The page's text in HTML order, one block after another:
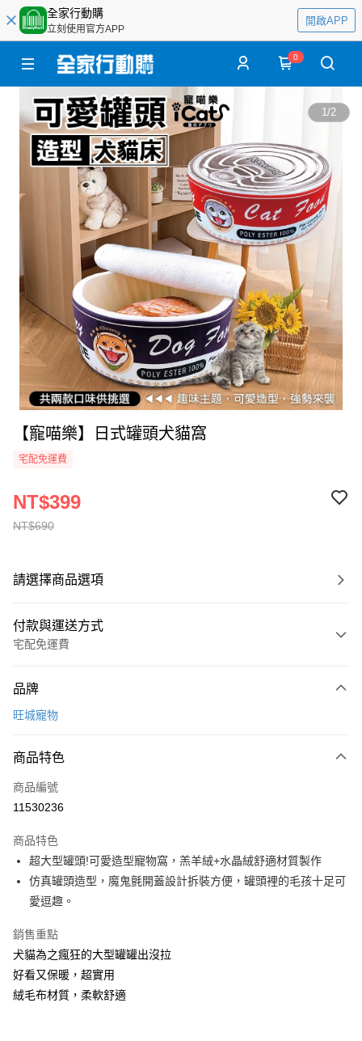
全家行動購
立刻使用官方APP
開啟APP
0
1/2
【寵喵樂】日式罐頭犬貓窩
宅配免運費
NT$690
NT$399
請選擇商品選項
付款與運送方式
宅配免運費
全家線上支付
本島宅配-活動商品
免運費
免運費
品牌
旺城寵物
商品特色
商品編號
11530236
商品特色
超大型罐頭!可愛造型寵物窩，羔羊絨+水晶絨舒適材質製作
仿真罐頭造型，魔鬼氈開蓋設計拆裝方便，罐頭裡的毛孩十足可
愛逗趣。
銷售重點
犬貓為之瘋狂的大型罐罐出沒拉
好看又保暖，超實用
絨毛布材質，柔軟舒適